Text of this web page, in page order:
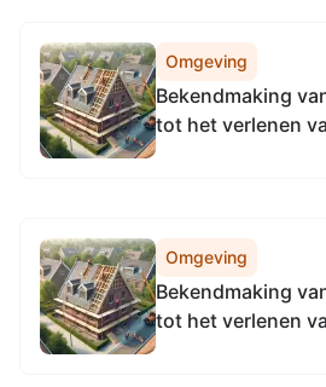
Omgeving
Bekendmaking
tot het verlenen
Omgeving
Bekendmaking
tot het verlenen